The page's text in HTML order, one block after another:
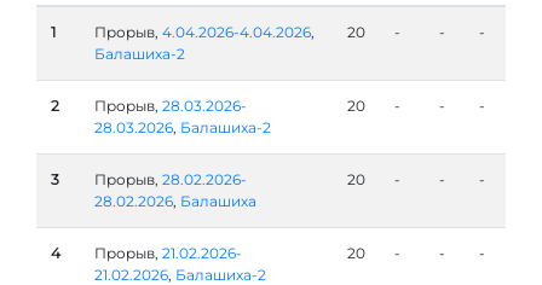
1 Прорыв, 4.04.2026-4.04.2026,
Балашиха-2
20 - - -
2 Прорыв, 28.03.2026-
28.03.2026, Балашиха-2
20 - - -
3 Прорыв, 28.02.2026-
28.02.2026, Балашиха
20 - - -
4 Прорыв, 21.02.2026-
21.02.2026, Балашиха-2
20 - - -